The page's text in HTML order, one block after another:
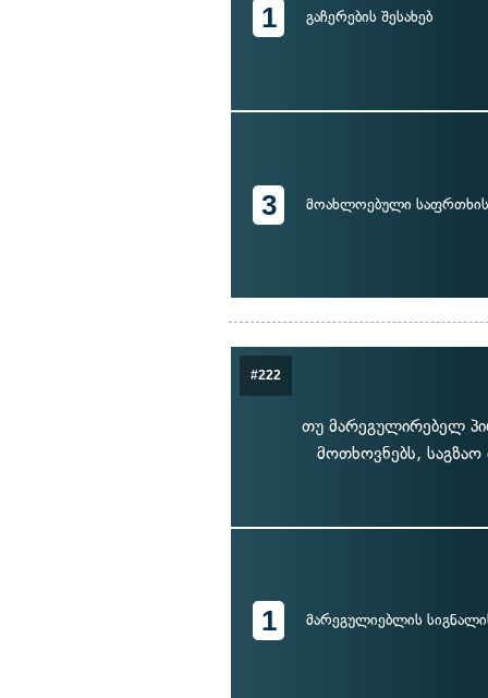
1 გაჩერების შესახებ
3 მოახლოებული საფრთხის
#222
თუ მარეგულირებელ
მოთხოვნებს,
1 მარეგულიებლის